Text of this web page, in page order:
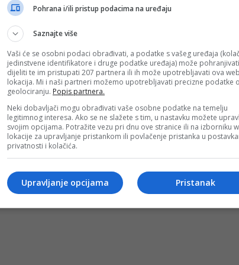
Of Bitcoin
adipiscing elit. Nam laoreet, nunc et
Pohrana i/ili pristup podacima na uređaju
Saznajte više
Vaši će se osobni podaci obrađivati, a podatke s vašeg uređaja
jedinstvene identifikatore i druge podatke uređaja) može
dijeliti te im pristupati 207 partnera ili ih može upotrebljavati ova
lokacija. Mi i naši partneri možemo upotrebljavati precizne podatke o
geolociranju. Popis partnera.
Neki dobavljači mogu obrađivati vaše osobne podatke na temelju
legitimnog interesa. Ako se ne slažete s tim, u nastavku možete
svojim opcijama. Potražite vezu pri dnu ove stranice ili na izborniku
lokacije za upravljanje pristankom ili povlačenje pristanka u
privatnosti i kolačića.
Pristanak
Upravljanje opcijama